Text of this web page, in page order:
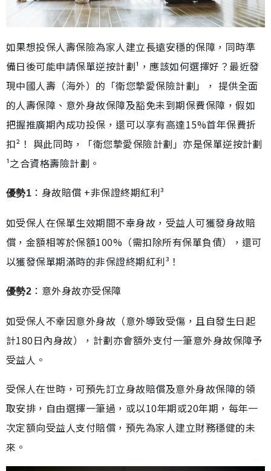
如果想投保人壽保險為家人建立長遠安穩的保障，同時準
備日後可能申請保單逆按計劃¹，應該如何選擇好？最近發
現中國人壽（海外）的「衛您摯愛保險計劃」， 提供全面
的人壽保障、意外身故保障及豁免未到期保費保障，假如
把握推廣期內成功投保，還可以享有高達15%首年保費折
扣²！ 與此同時，「衛您摯愛保險計劃」亦是保單逆按計劃
¹之合資格壽險計劃。
優勢1 ：身故賠償 +非保證終期紅利³
如受保人在保單生效期間不幸身故，受益人可獲發身故賠
償，金額相等於保額100%（需扣除所有保單負債），還可
以獲發保單期滿時的非保證終期紅利³！
優勢2 ：意外身故亦受保障
如受保人不幸因意外身故（意外導致受傷，且自發生日起
計180日內身故），計劃亦會額外支付一筆意外身故保障予
受益人。
受保人在世時，可預先訂立身故賠償及意外身故保障的領
取安排，自由選擇一筆過，或以10年期或20年期，每年一
次定額向受益人支付賠償，預先為家人建立財務穩健的未
來。